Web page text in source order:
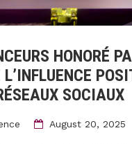
HONORÉ
L’INFLUENCE
SOCIAUX
August 20, 2025